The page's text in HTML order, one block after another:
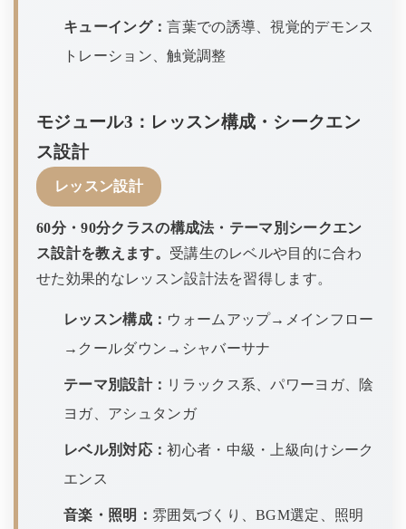
キューイング：言葉での誘導、視覚的デモンス
トレーション、触覚調整
モジュール3：レッスン構成・シークエン
ス設計
レッスン設計
60分・90分クラスの構成法・テーマ別シークエン
ス設計を教えます。 受講生のレベルや目的に合わ
せた効果的なレッスン設計法を習得します。
レッスン構成： ウォームアップ→メインフロー
→クールダウン→シャバーサナ
テーマ別設計： リラックス系、パワーヨガ、陰
ヨガ、アシュタンガ
レベル別対応：初心者・中級・上級向けシーク
エンス
音楽・照明： 雰囲気づくり、BGM選定、照明